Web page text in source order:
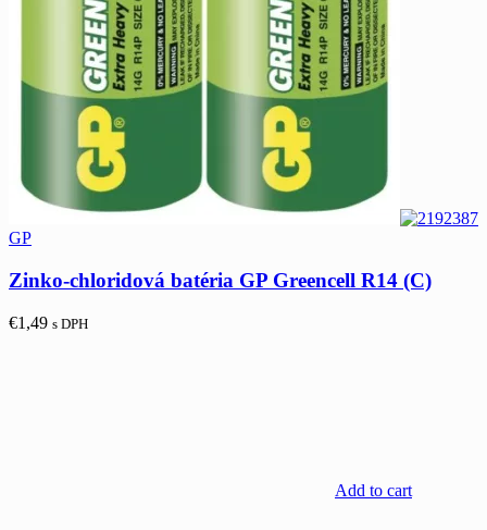
GP
Zinko-chloridová batéria GP Greencell R14 (C)
€1,49 s DPH
Add to cart